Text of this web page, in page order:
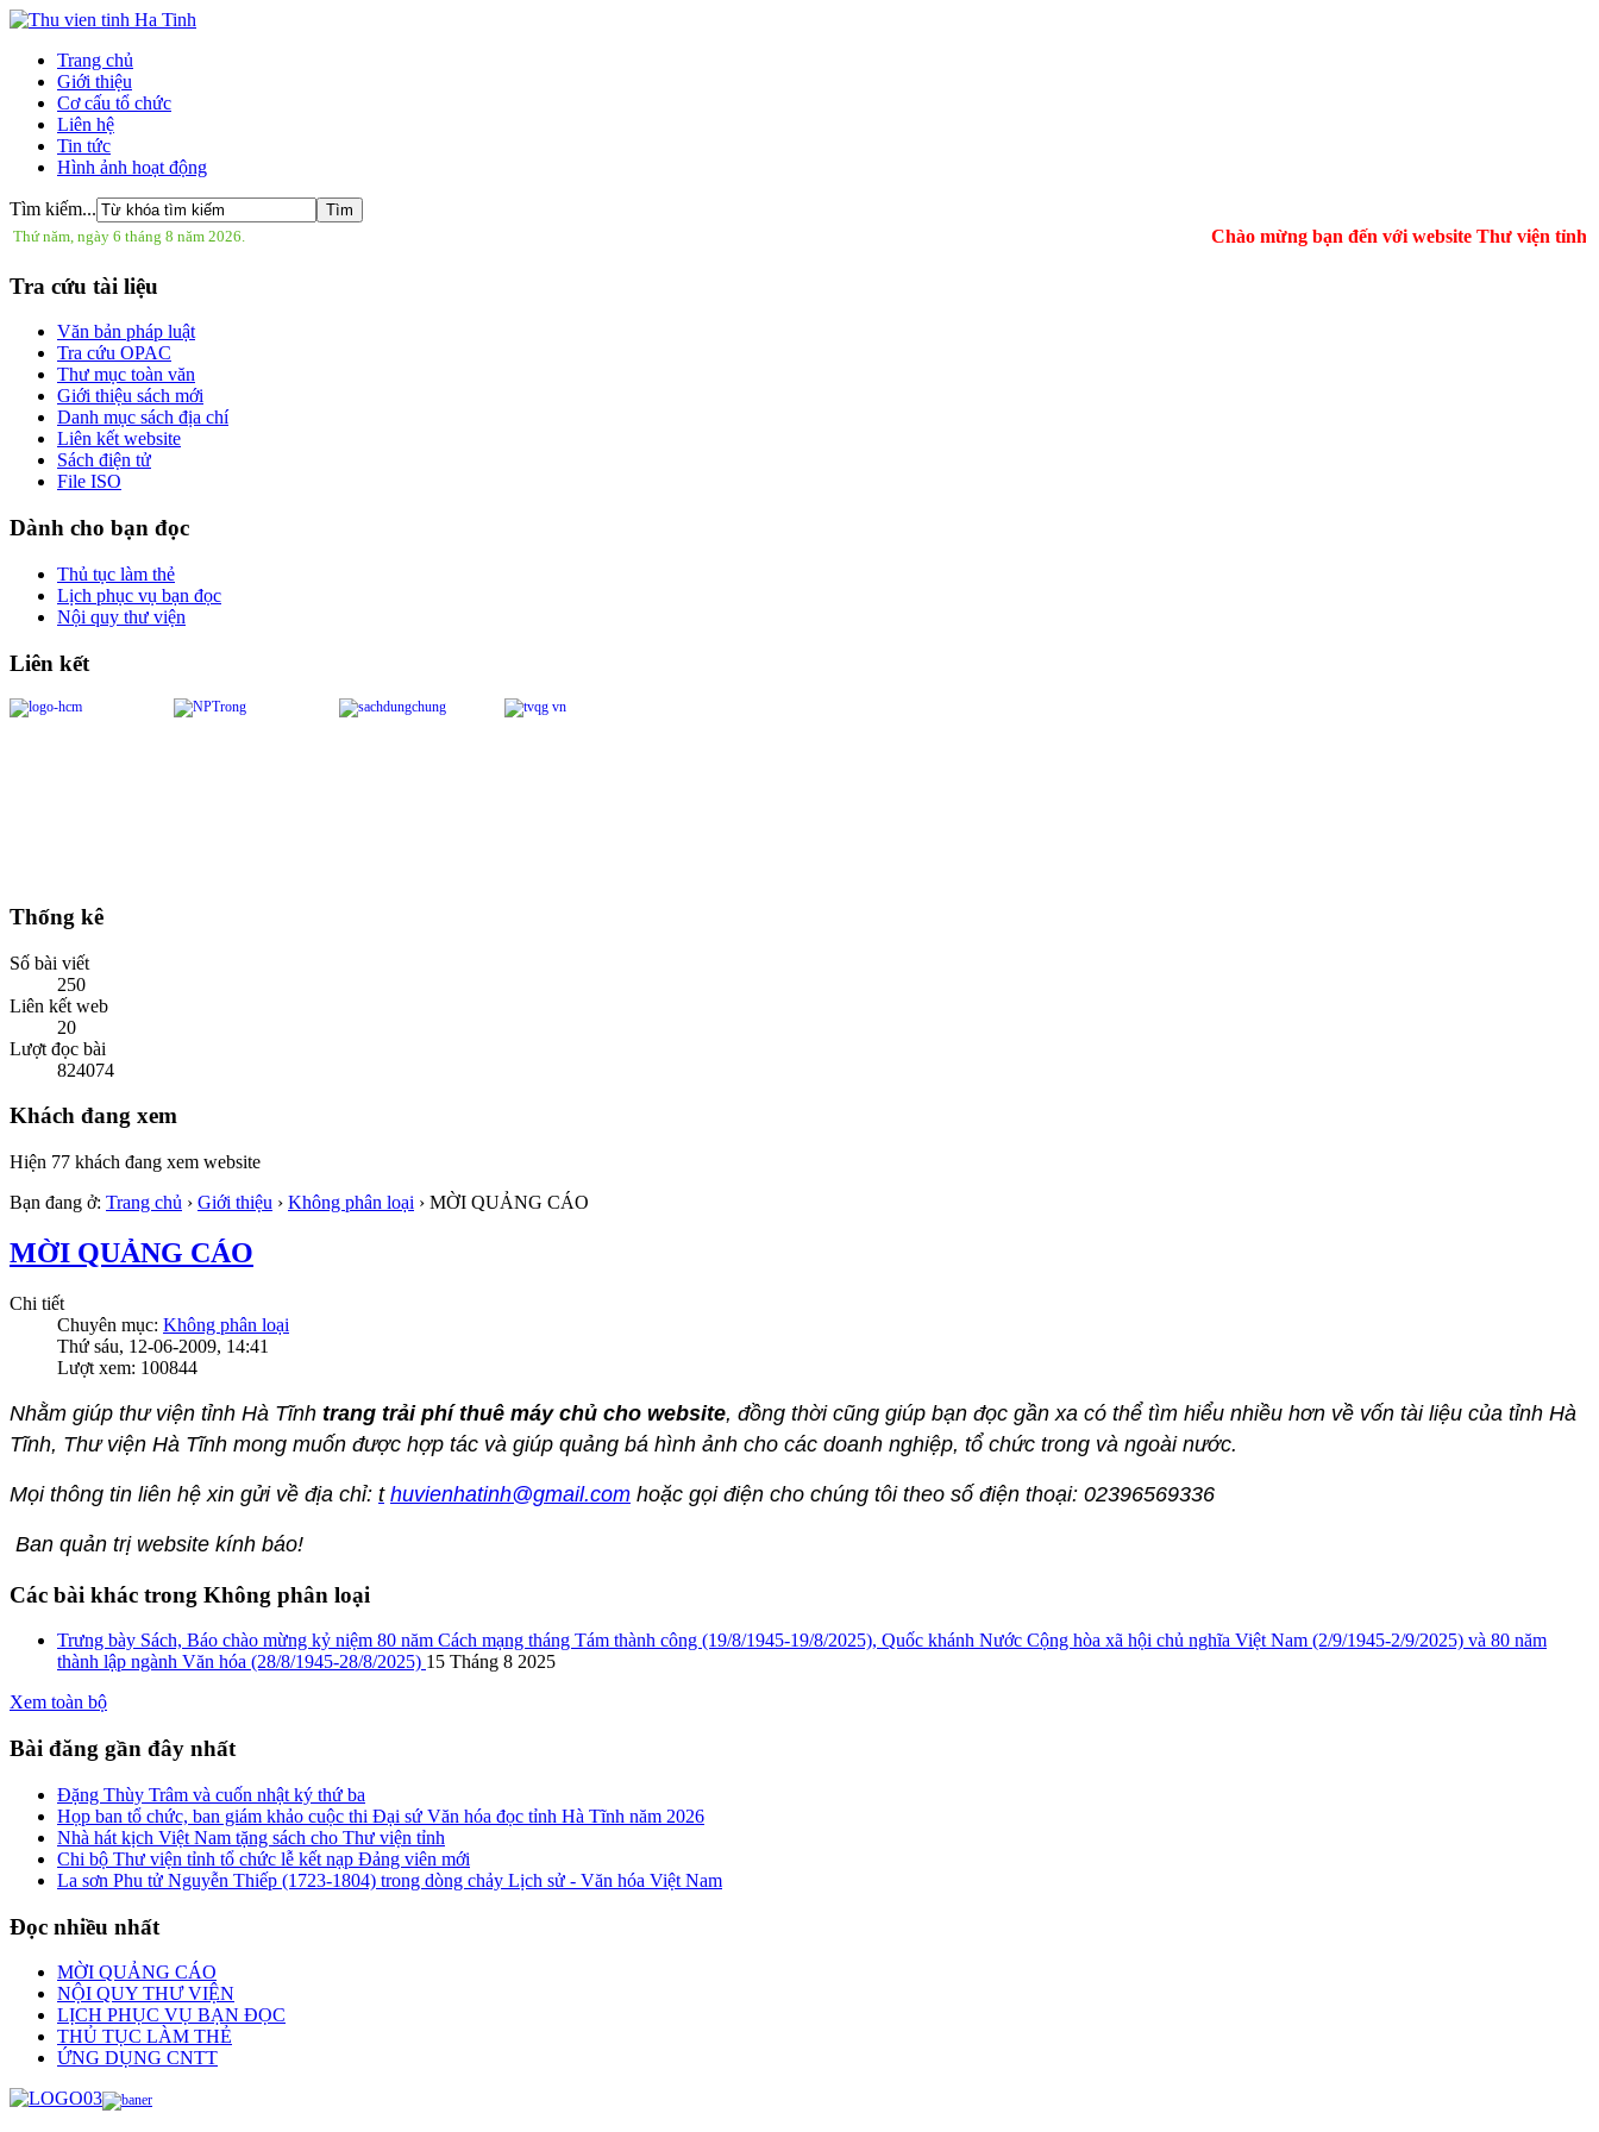
Trang chủ
Giới thiệu
Cơ cấu tổ chức
Liên hệ
Tin tức
Hình ảnh hoạt động
Tìm kiếm...
Thứ năm, ngày 6 tháng 8 năm 2026. Chào mừng bạn đến với website Thư viện tỉnh Hà
Tra cứu tài liệu
Văn bản pháp luật
Tra cứu OPAC
Thư mục toàn văn
Giới thiệu sách mới
Danh mục sách địa chí
Liên kết website
Sách điện tử
File ISO
Dành cho bạn đọc
Thủ tục làm thẻ
Lịch phục vụ bạn đọc
Nội quy thư viện
Liên kết
Thống kê
Số bài viết
250
Liên kết web
20
Lượt đọc bài
824074
Khách đang xem
Hiện 77 khách đang xem website
Bạn đang ở: Trang chủ › Giới thiệu › Không phân loại › MỜI QUẢNG CÁO
MỜI QUẢNG CÁO
Chi tiết
Chuyên mục: Không phân loại
Thứ sáu, 12-06-2009, 14:41
Lượt xem: 100844
Nhằm giúp thư viện tỉnh Hà Tĩnh trang trải phí thuê máy chủ cho website, đồng thời cũng giúp bạn đọc gần xa có thể tìm hiểu nhiều hơn về vốn tài liệu của tỉnh Hà
Tĩnh, Thư viện Hà Tĩnh mong muốn được hợp tác và giúp quảng bá hình ảnh cho các doanh nghiệp, tổ chức trong và ngoài nước.
Mọi thông tin liên hệ xin gửi về địa chỉ: t huvienhatinh@gmail.com hoặc gọi điện cho chúng tôi theo số điện thoại: 02396569336
Ban quản trị website kính báo!
Các bài khác trong Không phân loại
Trưng bày Sách, Báo chào mừng kỷ niệm 80 năm Cách mạng tháng Tám thành công (19/8/1945-19/8/2025), Quốc khánh Nước Cộng hòa xã hội chủ nghĩa Việt Nam (2/9/1945-2/9/2025) và 80 năm
thành lập ngành Văn hóa (28/8/1945-28/8/2025) 15 Tháng 8 2025
Xem toàn bộ
Bài đăng gần đây nhất
Đặng Thùy Trâm và cuốn nhật ký thứ ba
Họp ban tổ chức, ban giám khảo cuộc thi Đại sứ Văn hóa đọc tỉnh Hà Tĩnh năm 2026
Nhà hát kịch Việt Nam tặng sách cho Thư viện tỉnh
Chi bộ Thư viện tỉnh tổ chức lễ kết nạp Đảng viên mới
La sơn Phu tử Nguyễn Thiếp (1723-1804) trong dòng chảy Lịch sử - Văn hóa Việt Nam
Đọc nhiều nhất
MỜI QUẢNG CÁO
NỘI QUY THƯ VIỆN
LỊCH PHỤC VỤ BẠN ĐỌC
THỦ TỤC LÀM THẺ
ỨNG DỤNG CNTT